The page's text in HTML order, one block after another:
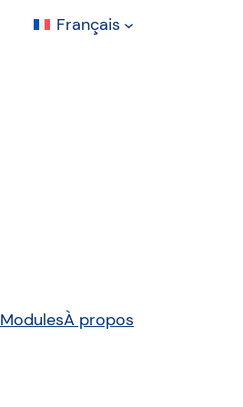
Français
ModulesÀ propos